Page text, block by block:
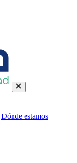
Dónde estamos